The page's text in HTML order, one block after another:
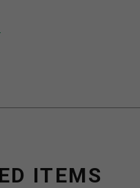
ITEMS